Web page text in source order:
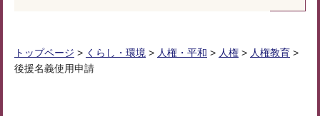
トップページ > くらし・環境 > 人権・平和 > 人権 > 人権教育 >
後援名義使用申請